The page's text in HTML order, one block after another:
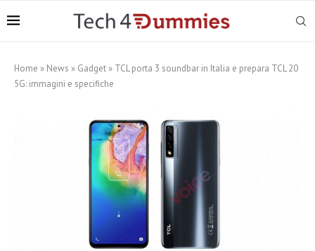
Home » News » Gadget » TCL porta 3 soundbar in Italia e prepara TCL 20
5G: immagini e specifiche